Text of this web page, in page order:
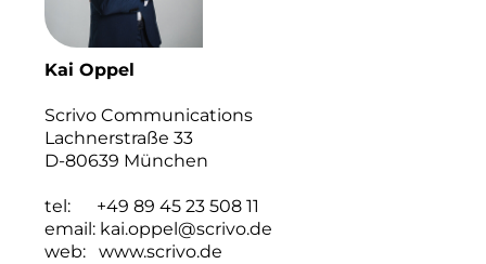
Kai Oppel
Scrivo Communications
Lachnerstraße 33
D-80639 München
tel: +49 89 45 23 508 11
email: kai.oppel@scrivo.de
web: www.scrivo.de